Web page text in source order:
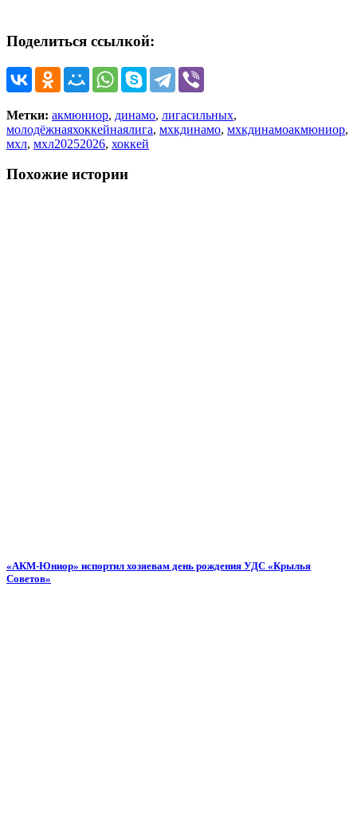
Поделиться ссылкой:
Метки: акмюниор, динамо, лигасильных,
молодёжнаяхоккейнаялига, мхкдинамо, мхкдинамоакмюниор,
мхл, мхл20252026, хоккей
Похожие истории
«АКМ-Юниор» испортил хозяевам день рождения УДС «Крылья
Советов»